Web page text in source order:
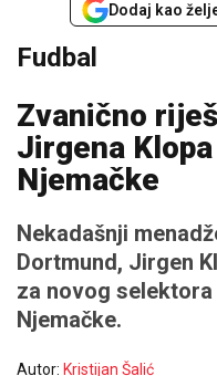
Dodaj kao
Fudbal
Zvanično
Jirgena
Njemačke
Nekadašnji
Dortmund, Jirgen
za novog
Njemačke.
Autor: Kristijan Šalić